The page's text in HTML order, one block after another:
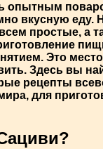
опытным
вкусную еду.
простые, а
Это место
Здесь вы
рецепты
для